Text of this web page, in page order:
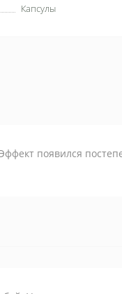
Капсулы
появился